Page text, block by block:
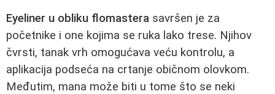
Eyeliner u obliku flomastera savršen je za
početnike i one kojima se ruka lako trese. Njihov
čvrsti, tanak vrh omogućava veću kontrolu, a
aplikacija podseća na crtanje običnom olovkom.
Međutim, mana može biti u tome što se neki